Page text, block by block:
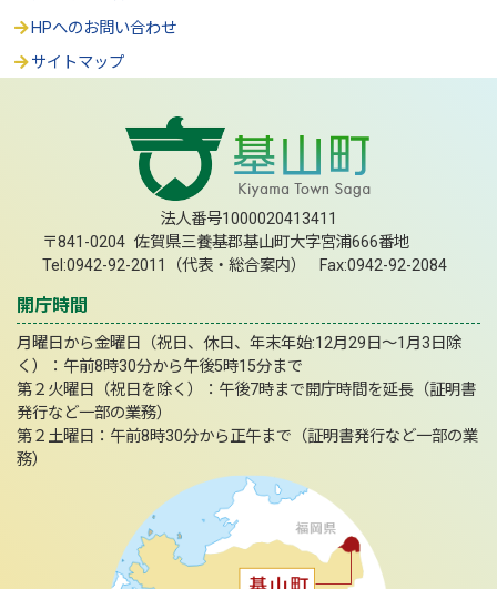
HPへのお問い合わせ
サイトマップ
法人番号1000020413411
〒841-0204 佐賀県三養基郡基山町大字宮浦666番地
Tel:0942-92-2011（代表・総合案内） Fax:0942-92-2084
開庁時間
月曜日から金曜日（祝日、休日、年末年始:12月29日～1月3日除
く）：午前8時30分から午後5時15分まで
第２火曜日（祝日を除く）：午後7時まで開庁時間を延長（証明書
発行など一部の業務）
第２土曜日：午前8時30分から正午まで（証明書発行など一部の業
務）